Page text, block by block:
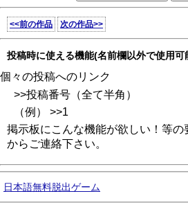
<<前の作品 次の作品>>
投稿時に使える機能(名前欄以外で使用可
個々の投稿へのリンク
>>投稿番号（全て半角）
（例） >>1
掲示板にこんな機能が欲しい！等の
からご連絡下さい。
日本語無料脱出ゲーム